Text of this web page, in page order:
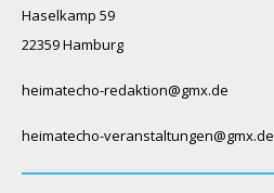
Haselkamp 59
22359 Hamburg
heimatecho-redaktion@gmx.de
heimatecho-veranstaltungen@gmx.de